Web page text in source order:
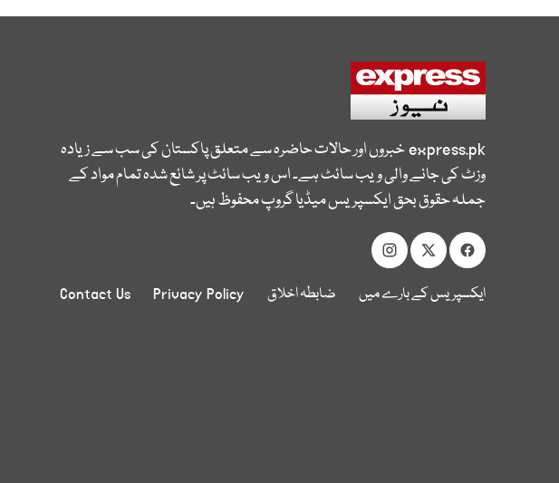
express.pkخبروں اور حالات حاضرہ سے متعلق پاکستان کی سب سے زیادہ
وزٹ کی جانے والی ویب سائٹ ہے۔ اس ویب سائٹ پر شائع شدہ تمام مواد کے
جملہ حقوق بحق ایکسپریس میڈیا گروپ محفوظ ہیں۔
ایکسپریس کے بارے میں ضابطہ اخلاق Privacy Policy
Contact Us